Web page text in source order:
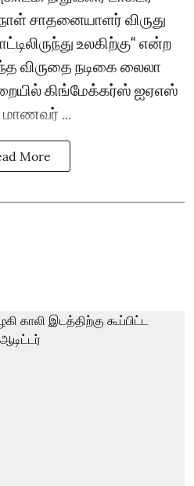
சாதனையாளர் விருது
உலகிற்கு“ என்ற
விருதை நடிகை லைலா
கிங்மேக்கர்ஸ் ஐஏஎஸ்
...
More